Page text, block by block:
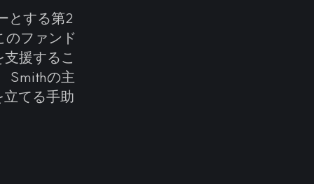
とする第2
のファンド
援するこ
Smithの主
てる手助